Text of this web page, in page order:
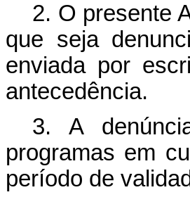
2. O presente
que seja
enviada por
antecedência.
3. A
programas em
período de